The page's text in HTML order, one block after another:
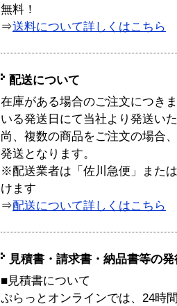
無料！
⇒送料について詳しくはこちら
配送について
在庫がある場合のご注文につき
いる発送日にて当社より発送い
尚、複数の商品をご注文の場合
発送となります。
※配送業者は「佐川急便」また
けます
⇒配送について詳しくはこちら
見積書・請求書・納品書等の
■見積書について
ぷらっとオンラインでは、24時